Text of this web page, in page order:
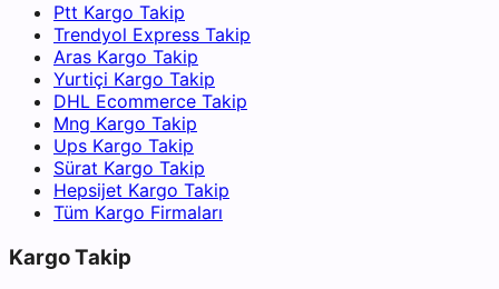
Ptt Kargo Takip
Trendyol Express Takip
Aras Kargo Takip
Yurtiçi Kargo Takip
DHL Ecommerce Takip
Mng Kargo Takip
Ups Kargo Takip
Sürat Kargo Takip
Hepsijet Kargo Takip
Tüm Kargo Firmaları
Kargo Takip